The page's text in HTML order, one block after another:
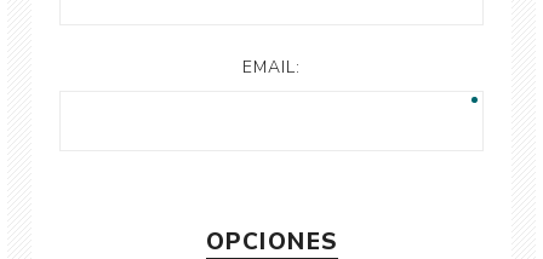
EMAIL:
OPCIONES